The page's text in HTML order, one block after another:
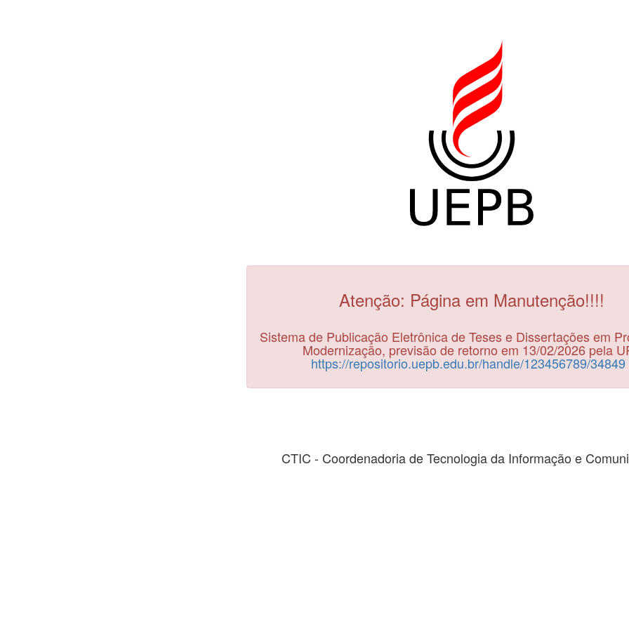
Atenção: Página em Manutenção!!!!
Sistema de Publicação Eletrônica de Teses e Dissertações em
Modernização, previsão de retorno em 13/02/2026 pela
https://repositorio.uepb.edu.br/handle/123456789/34849
CTIC - Coordenadoria de Tecnologia da Informação e